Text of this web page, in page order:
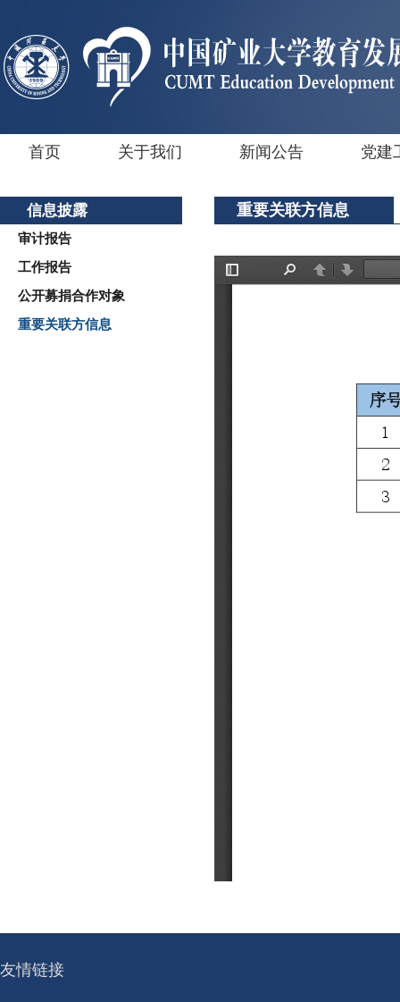
首页 关于我们 新闻公告 党建
信息披露
审计报告
工作报告
公开募捐合作对象
重要关联方信息
重要关联方信息
友情链接